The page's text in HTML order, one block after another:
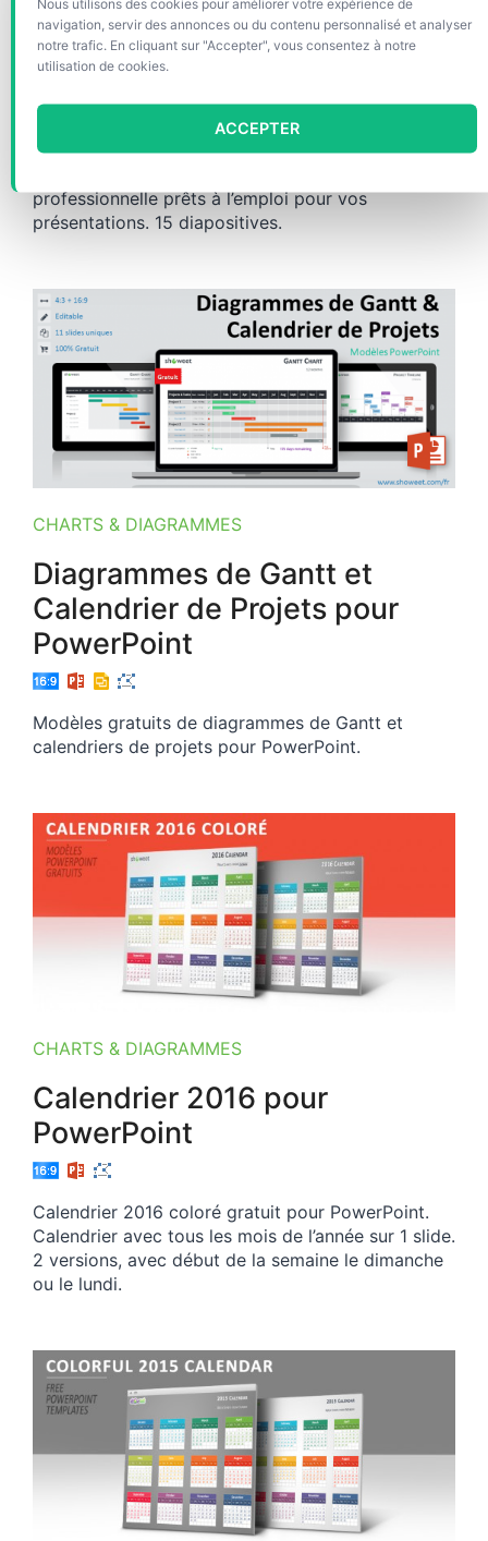
navigation, servir des annonces ou du contenu personnalisé et analyser
notre trafic. En cliquant sur "Accepter", vous consentez à notre
utilisation de cookies.
ACCEPTER
Chronologiques pour
PowerPoint
Modèles gratuits de frises chronologiques
professionnelle prêts à l’emploi pour vos
présentations. 15 diapositives.
CHARTS & DIAGRAMMES
Diagrammes de Gantt et
Calendrier de Projets pour
PowerPoint
Modèles gratuits de diagrammes de Gantt et
calendriers de projets pour PowerPoint.
CHARTS & DIAGRAMMES
Calendrier 2016 pour
PowerPoint
Calendrier 2016 coloré gratuit pour PowerPoint.
Calendrier avec tous les mois de l’année sur 1 slide.
2 versions, avec début de la semaine le dimanche
ou le lundi.